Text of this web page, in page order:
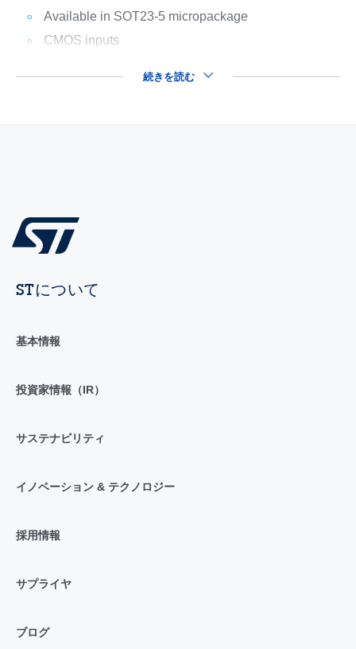
Available in SOT23-5 micropackage
CMOS inputs
続きを読む
STについて
基本情報
投資家情報（IR）
サステナビリティ
イノベーション & テクノロジー
採用情報
サプライヤ
ブログ